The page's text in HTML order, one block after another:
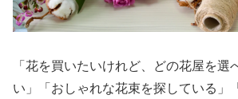
「花を買いたいけれど、どの花屋を選
い」「おしゃれな花束を探している」